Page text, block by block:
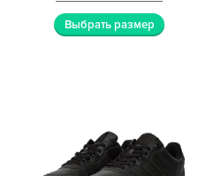
Выбрать размер